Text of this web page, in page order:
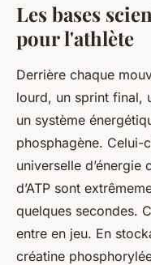
Les bases
pour l'athlète
Derrière chaque
lourd, un sprint final,
un système
phosphagène. Celui-
universelle d’énergie
d’ATP sont
quelques secondes.
entre en jeu. En
créatine